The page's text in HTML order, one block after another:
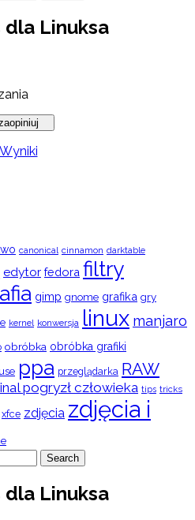
Linuksa
Wyniki
canonical cinnamon darktable
edytor fedora filtry
gimp gnome grafika gry
kernel konwersja linux manjaro
obróbka obróbka grafiki
ppa przeglądarka RAW
pogryzł człowieka tips tricks
xfce zdjęcia zdjęcia i
Search
Linuksa